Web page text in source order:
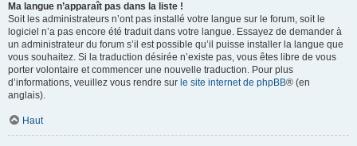
Ma langue n’apparaît pas dans la liste !
Soit les administrateurs n’ont pas installé votre langue sur le forum, soit le
logiciel n’a pas encore été traduit dans votre langue. Essayez de demander à
un administrateur du forum s’il est possible qu’il puisse installer la langue que
vous souhaitez. Si la traduction désirée n’existe pas, vous êtes libre de vous
porter volontaire et commencer une nouvelle traduction. Pour plus
d’informations, veuillez vous rendre sur le site internet de phpBB® (en
anglais).
Haut